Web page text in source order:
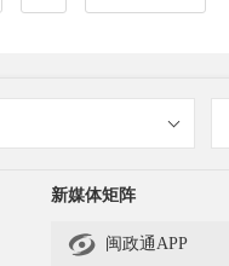
新媒体矩阵
 闽政通APP